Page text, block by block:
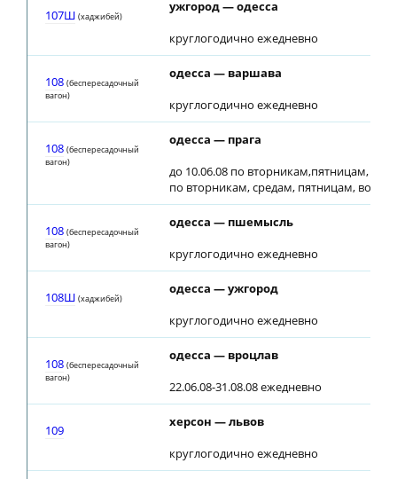
107Ш (хаджибей)
ужгород — одесса
круглогодично ежедневно
108 (беспересадочный
вагон)
одесса — варшава
круглогодично ежедневно
108 (беспересадочный
вагон)
одесса — прага
до 10.06.08 по вторникам,пятницам,
по вторникам, средам, пятницам,
108 (беспересадочный
вагон)
одесса — пшемысль
круглогодично ежедневно
108Ш (хаджибей)
одесса — ужгород
круглогодично ежедневно
108 (беспересадочный
вагон)
одесса — вроцлав
22.06.08-31.08.08 ежедневно
109
херсон — львов
круглогодично ежедневно